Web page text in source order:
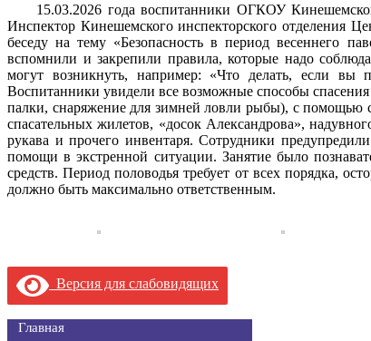
15.03.2026 года воспитанники ОГКОУ
Инспектор Кинешемского инспекторского
беседу на тему «Безопасность в период весеннего
вспомнили и закрепили правила, которые надо
могут возникнуть, например: «Что делать, если
Воспитанники увидели все возможные способы
палки, снаряжение для зимней ловли рыбы), с помощью
спасательных жилетов, «досок Александрова»,
рукава и прочего инвентаря. Сотрудники
помощи в экстренной ситуации. Занятие было
средств. Период половодья требует от всех порядка,
должно быть максимально ответственным.
Версия для слабовидящих
Главная